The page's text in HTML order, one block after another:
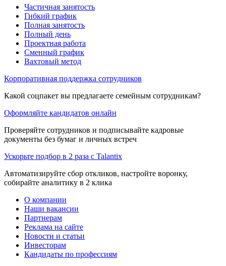
Частичная занятость
Гибкий график
Полная занятость
Полный день
Проектная работа
Сменный график
Вахтовый метод
Корпоративная поддержка сотрудников
Какой соцпакет вы предлагаете семейным сотрудникам?
Оформляйте кандидатов онлайн
Проверяйте сотрудников и подписывайте кадровые
документы без бумаг и личных встреч
Ускорьте подбор в 2 раза с Talantix
Автоматизируйте сбор откликов, настройте воронку,
собирайте аналитику в 2 клика
О компании
Наши вакансии
Партнерам
Реклама на сайте
Новости и статьи
Инвесторам
Кандидаты по профессиям